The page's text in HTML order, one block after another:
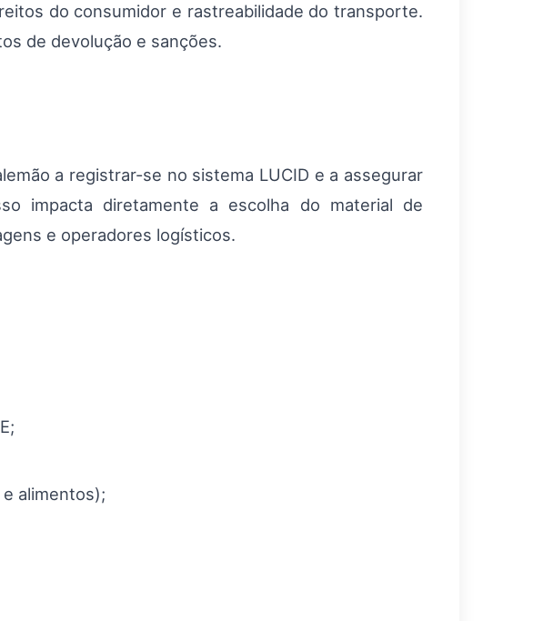
do consumidor e rastreabilidade do transporte.
de devolução e sanções.
a registrar-se no sistema LUCID e a assegurar
impacta diretamente a escolha do material de
e operadores logísticos.
alimentos);